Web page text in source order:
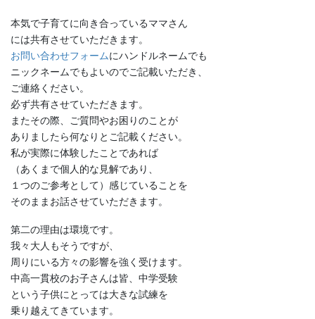
本気で子育てに向き合っているママさん
には共有させていただきます。
お問い合わせフォームにハンドルネームでも
ニックネームでもよいのでご記載いただき、
ご連絡ください。
必ず共有させていただきます。
またその際、ご質問やお困りのことが
ありましたら何なりとご記載ください。
私が実際に体験したことであれば
（あくまで個人的な見解であり、
１つのご参考として）感じていることを
そのままお話させていただきます。
第二の理由は環境です。
我々大人もそうですが、
周りにいる方々の影響を強く受けます。
中高一貫校のお子さんは皆、中学受験
という子供にとっては大きな試練を
乗り越えてきています。